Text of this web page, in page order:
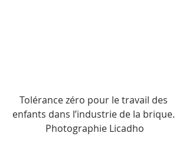
Tolérance zéro pour le travail des
enfants dans l’industrie de la brique.
Photographie Licadho